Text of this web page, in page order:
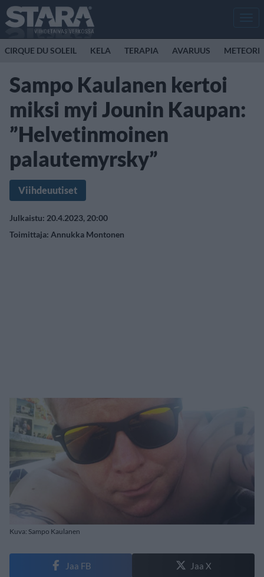
CIRQUE DU SOLEIL KELA TERAPIA AVARUUS METEORI
Sampo Kaulanen kertoi
miksi myi Jounin Kaupan:
”Helvetinmoinen
palautemyrsky”
Viihdeuutiset
Julkaistu: 20.4.2023, 20:00
Toimittaja: Annukka Montonen
Kuva: Sampo Kaulanen
Jaa FB Jaa X